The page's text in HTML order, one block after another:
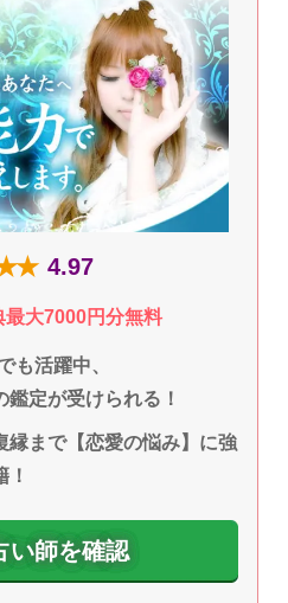
4.97
最大7000円分無料
も活躍中、
定が受けられる！
縁まで【恋愛の悩み】に強
い師を確認